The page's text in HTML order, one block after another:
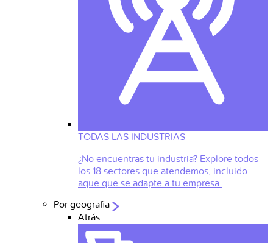
TODAS LAS INDUSTRIAS
¿No encuentras tu industria? Explore todos
los 18 sectores que atendemos, incluido
aque que se adapte a tu empresa.
Por geografia
Atrás